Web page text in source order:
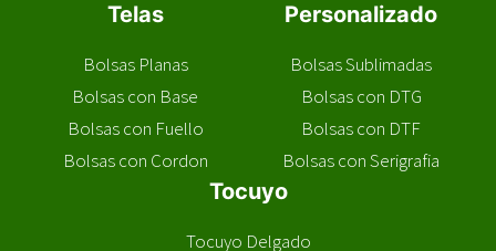
Telas
Bolsas Planas
Bolsas con Base
Bolsas con Fuello
Bolsas con Cordon
Personalizado
Bolsas Sublimadas
Bolsas con DTG
Bolsas con DTF
Bolsas con Serigrafia
Tocuyo
Tocuyo Delgado